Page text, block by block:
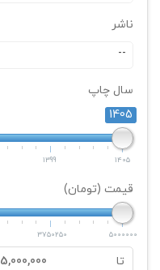
ناشر
--
سال چاپ
1405
1399 1405
قیمت (تومان)
3750250 5000000
تا 5,000,000